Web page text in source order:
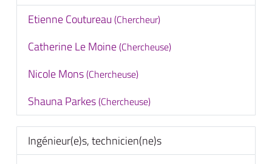
Etienne Coutureau(Chercheur)
Catherine Le Moine(Chercheuse)
Nicole Mons(Chercheuse)
Shauna Parkes(Chercheuse)
Ingénieur(e)s, technicien(ne)s